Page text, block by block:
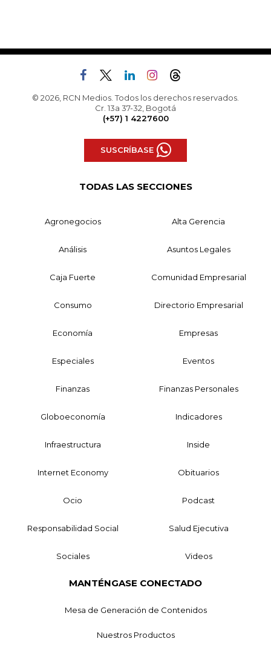
© 2026, RCN Medios. Todos los derechos reservados.
Cr. 13a 37-32, Bogotá
(+57) 1 4227600
SUSCRÍBASE
TODAS LAS SECCIONES
Agronegocios Alta Gerencia
Análisis Asuntos Legales
Caja Fuerte Comunidad Empresarial
Consumo Directorio Empresarial
Economía Empresas
Especiales Eventos
Finanzas Finanzas Personales
Globoeconomía Indicadores
Infraestructura Inside
Internet Economy Obituarios
Ocio Podcast
Responsabilidad Social Salud Ejecutiva
Sociales Videos
MANTÉNGASE CONECTADO
Mesa de Generación de Contenidos
Nuestros Productos